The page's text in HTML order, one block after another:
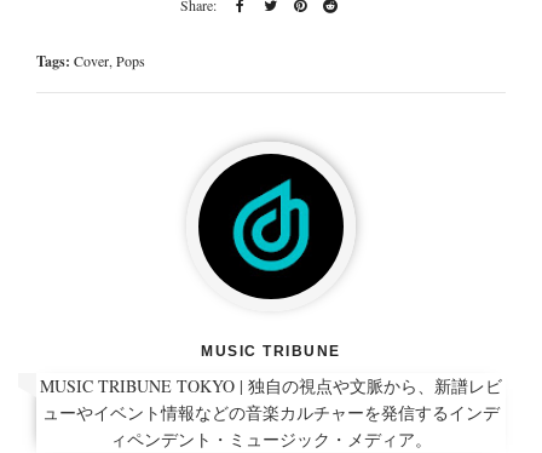
Tags: Cover,Pops
MUSIC TRIBUNE
MUSIC TRIBUNE TOKYO | 独自の視点や文脈から、新譜レビ
ューやイベント情報などの音楽カルチャーを発信するインデ
ィペンデント・ミュージック・メディア。